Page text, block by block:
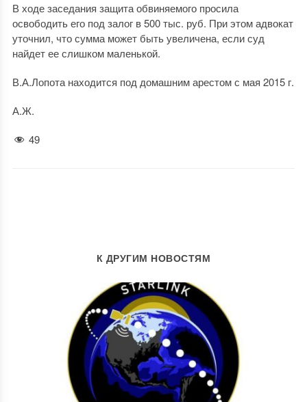
В ходе заседания защита обвиняемого просила
освободить его под залог в 500 тыс. руб. При этом адвокат
уточнил, что сумма может быть увеличена, если суд
найдет ее слишком маленькой.
В.А.Лопота находится под домашним арестом с мая 2015 г.
А.Ж.
49
К ДРУГИМ НОВОСТЯМ